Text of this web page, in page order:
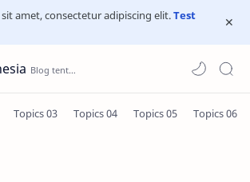
amet, consectetur adipiscing elit.Test